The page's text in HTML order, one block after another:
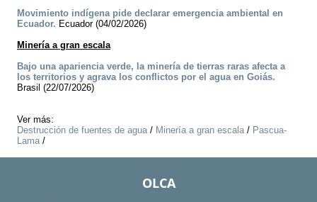
Movimiento indígena pide declarar emergencia ambiental en
Ecuador. Ecuador (04/02/2026)
Minería a gran escala
Bajo una apariencia verde, la minería de tierras raras afecta a
los territorios y agrava los conflictos por el agua en Goiás.
Brasil (22/07/2026)
Ver más:
Destrucción de fuentes de agua/ Minería a gran escala/ Pascua-
Lama/
OLCA